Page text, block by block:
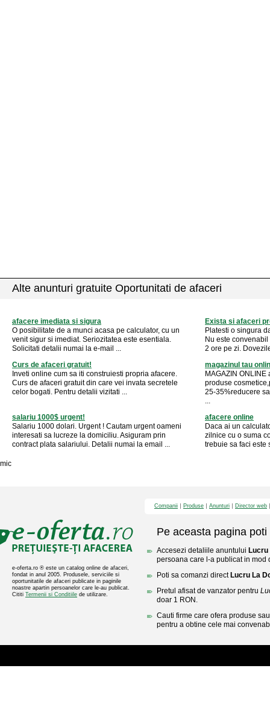
Alte anunturi gratuite Oportunitati de afaceri
afacere imediata si sigura
O posibilitate de a munci acasa pe calculator, cu un
venit sigur si imediat. Seriozitatea este esentiala.
Solicitati detalii numai la e-mail ...
Exista si afaceri
Platesti o singura
Nu este
2 ore pe zi.
Curs de afaceri gratuit!
Inveti online cum sa iti construiesti propria afacere.
Curs de afaceri gratuit din care vei invata secretele
celor bogati. Pentru detalii vizitati ...
magazinul tau
MAGAZIN ONLINE
produse
25-35%reducere
...
salariu 1000$ urgent!
Salariu 1000 dolari. Urgent ! Cautam urgent oameni
interesati sa lucreze la domiciliu. Asiguram prin
contract plata salariului. Detalii numai la email ...
afacere online
Daca ai un
zilnice cu o suma
trebuie sa faci este
mic
e-oferta.ro ® este un catalog online de afaceri,
fondat in anul 2005. Produsele, serviciile si
oportunitatile de afaceri publicate in paginile
noastre apartin persoanelor care le-au publicat.
Cititi Termenii si Conditiile de utilizare.
Companii Produse Anunturi Director web
Pe aceasta pagina poti
Accesezi detaliile anuntului
persoana care l-a publicat in mod
Poti sa comanzi direct Lucru La
Pretul afisat de vanzator pentru
doar 1 RON.
Cauti firme care ofera produse
pentru a obtine cele mai